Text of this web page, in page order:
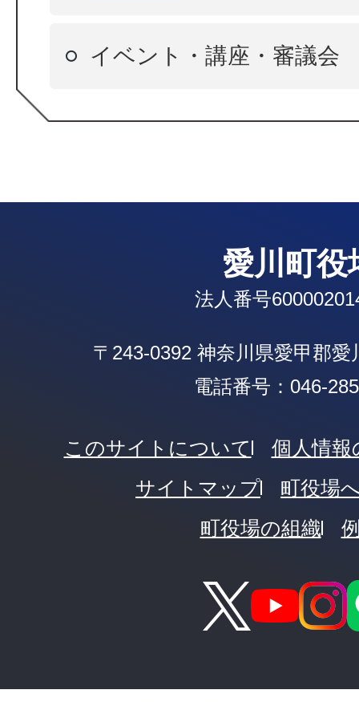
イベント・講座・審議会
愛川町役
法人番号
〒243-0392 神奈川県愛甲郡愛
電話番号：046-
このサイトについて
個人情
サイトマップ
町役場
町役場の組織